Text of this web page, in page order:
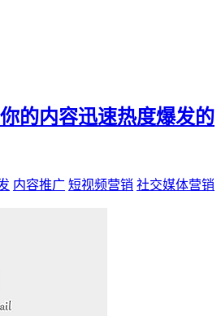
的内容迅速热度爆发的
内容推广 短视频营销 社交媒体营销